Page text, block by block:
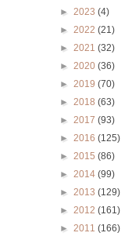
► 2023 (4)
► 2022 (21)
► 2021 (32)
► 2020 (36)
► 2019 (70)
► 2018 (63)
► 2017 (93)
► 2016 (125)
► 2015 (86)
► 2014 (99)
► 2013 (129)
► 2012 (161)
► 2011 (166)